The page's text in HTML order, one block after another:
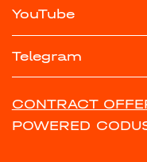
YouTube
Telegram
CONTRACT
POWERED